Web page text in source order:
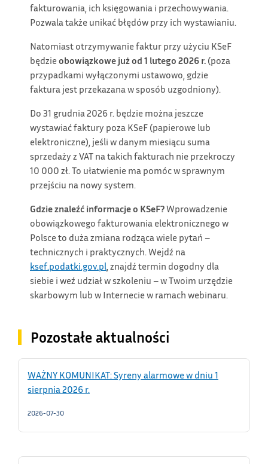
fakturowania, ich księgowania i przechowywania.
Pozwala także unikać błędów przy ich wystawianiu.
Natomiast otrzymywanie faktur przy użyciu KSeF
będzieobowiązkowe już od 1 lutego 2026 r. (poza
przypadkami wyłączonymi ustawowo, gdzie
faktura jest przekazana w sposób uzgodniony).
Do 31 grudnia 2026 r. będzie można jeszcze
wystawiać faktury poza KSeF (papierowe lub
elektroniczne), jeśli w danym miesiącu suma
sprzedaży z VAT na takich fakturach nie przekroczy
10 000 zł. To ułatwienie ma pomóc w sprawnym
przejściu na nowy system.
Gdzie znaleźć informacje o KSeF?Wprowadzenie
obowiązkowego fakturowania elektronicznego w
Polsce to duża zmiana rodząca wiele pytań –
technicznych i praktycznych. Wejdź na
ksef.podatki.gov.pl, znajdź termin dogodny dla
siebie i weź udział w szkoleniu – w Twoim urzędzie
skarbowym lub w Internecie w ramach webinaru.
Pozostałe aktualności
WAŻNY KOMUNIKAT: Syreny alarmowe w dniu 1
sierpnia 2026 r.
2026-07-30